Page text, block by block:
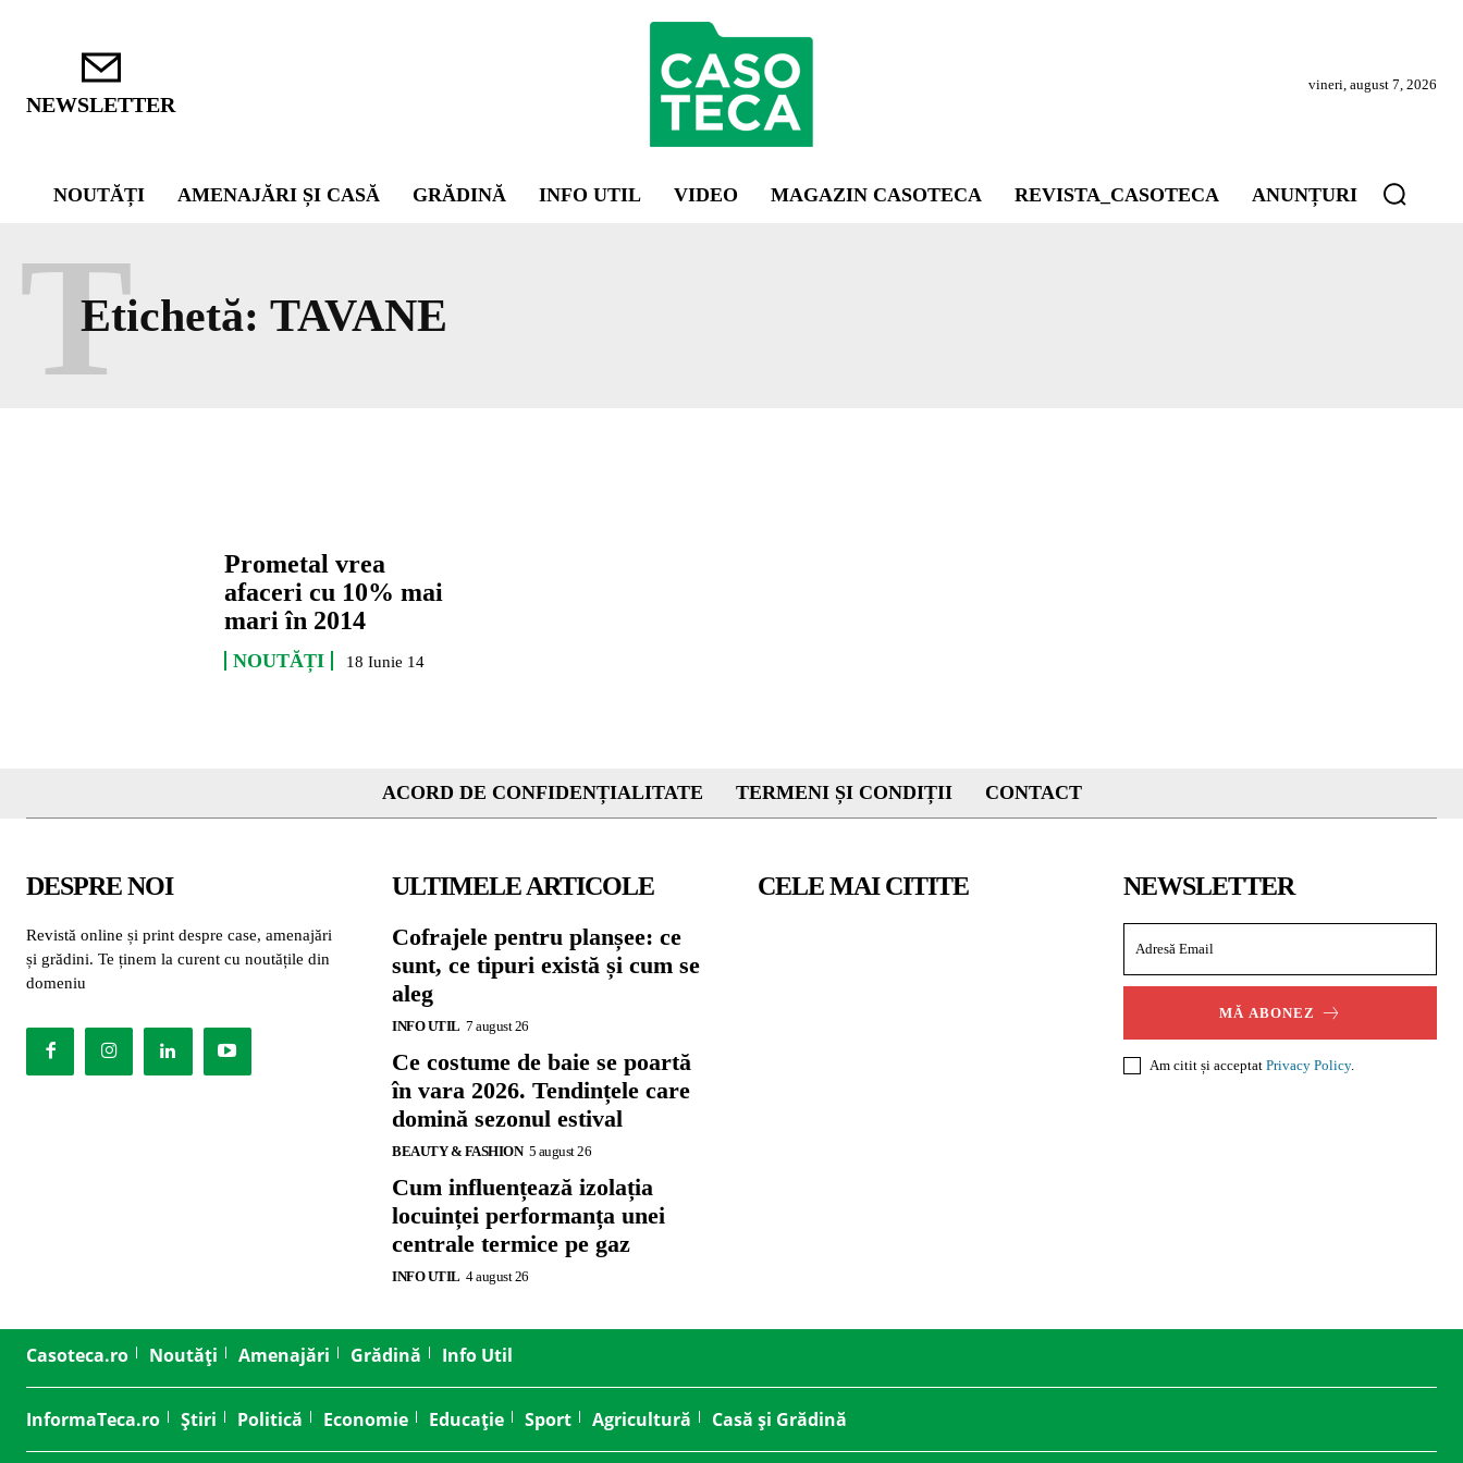
NEWSLETTER
vineri, august 7, 2026
NOUTĂȚI AMENAJĂRI ȘI CASĂ GRĂDINĂ INFO UTIL VIDEO MAGAZIN CASOTECA REVISTA_CASOTECA ANUNȚURI
Etichetă: TAVANE
T
Prometal vrea
afaceri cu 10% mai
mari în 2014
NOUTĂȚI 18 Iunie 14
ACORD DE CONFIDENȚIALITATE TERMENI ȘI CONDIȚII CONTACT
DESPRE NOI
Revistă online și print despre case, amenajări
și grădini. Te ținem la curent cu noutățile din
domeniu
ULTIMELE ARTICOLE
Cofrajele pentru planșee: ce
sunt, ce tipuri există și cum se
aleg
INFO UTIL 7 august 26
Ce costume de baie se poartă
în vara 2026. Tendințele care
domină sezonul estival
BEAUTY & FASHION 5 august 26
Cum influențează izolația
locuinței performanța unei
centrale termice pe gaz
INFO UTIL 4 august 26
CELE MAI CITITE NEWSLETTER
MĂ ABONEZ
Am citit și acceptat Privacy Policy.
Casoteca.ro Noutăți Amenajări Grădină Info Util
InformaTeca.ro Știri Politică Economie Educație Sport Agricultură Casă și Grădină